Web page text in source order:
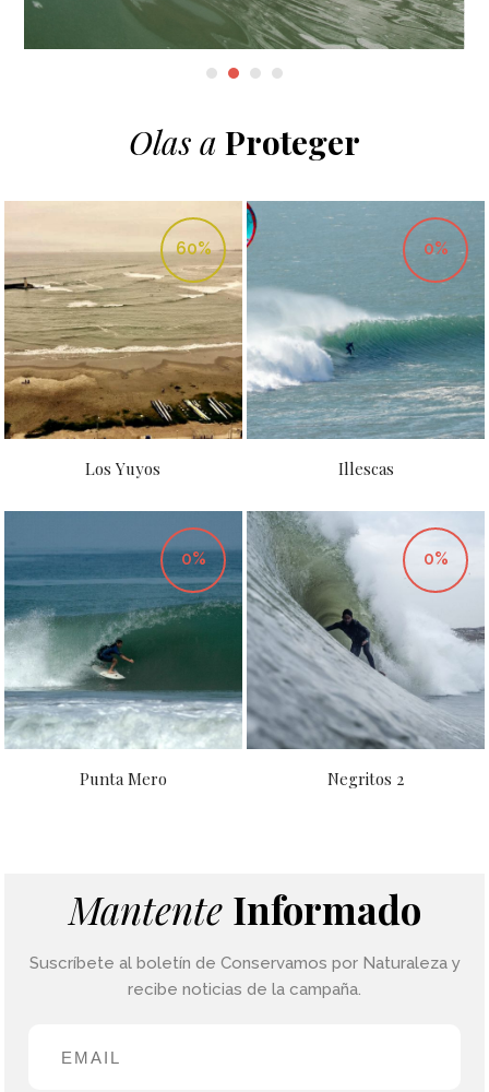
Olas a Proteger
60%
Los Yuyos
0%
Illescas
0%
Punta Mero
0%
Negritos 2
Mantente Informado
Suscríbete al boletín de Conservamos por Naturaleza y
recibe noticias de la campaña.